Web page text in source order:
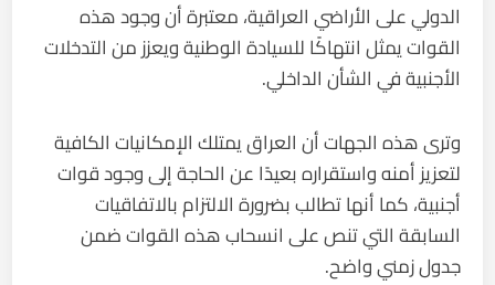
الدولي على الأراضي العراقية، معتبرة أن وجود هذه
القوات يمثل انتهاكًا للسيادة الوطنية ويعزز من التدخلات
الأجنبية في الشأن الداخلي.
وترى هذه الجهات أن العراق يمتلك الإمكانيات الكافية
لتعزيز أمنه واستقراره بعيدًا عن الحاجة إلى وجود قوات
أجنبية، كما أنها تطالب بضرورة الالتزام بالاتفاقيات
السابقة التي تنص على انسحاب هذه القوات ضمن
جدول زمني واضح.